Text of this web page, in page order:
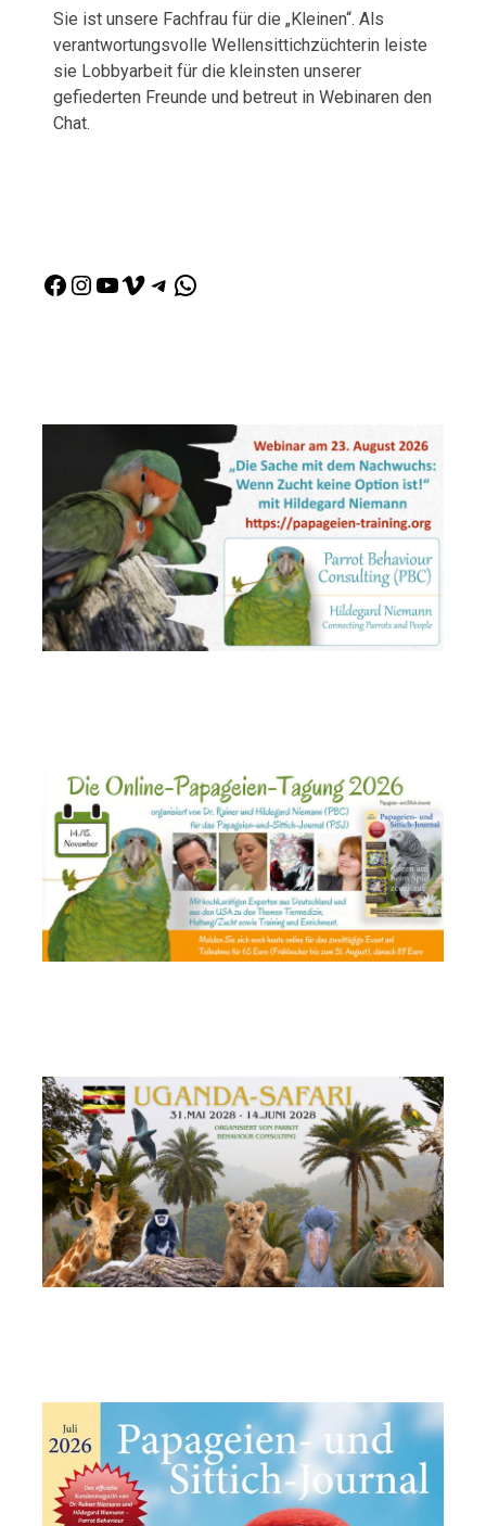
Sie ist unsere Fachfrau für die „Kleinen“. Als
verantwortungsvolle Wellensittichzüchterin leiste
sie Lobbyarbeit für die kleinsten unserer
gefiederten Freunde und betreut in Webinaren den
Chat.